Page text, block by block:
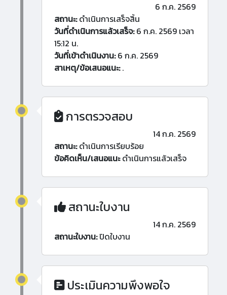
6 ก.ค. 2569
สถานะ:ดำเนินการเสร็จสิ้น
วันที่ดำเนินการแล้วเสร็จ:6 ก.ค. 2569 เวลา
15:12 น.
วันที่เข้าดำเนินงาน:6 ก.ค. 2569
สาเหตุ/ข้อเสนอแนะ:.
การตรวจสอบ
14 ก.ค. 2569
สถานะ:ดำเนินการเรียบร้อย
ข้อคิดเห็น/เสนอแนะดำเนินการแล้วเสร็จ
สถานะใบงาน
14 ก.ค. 2569
สถานะใบงาน:ปิดใบงาน
ประเมินความพึงพอใจ